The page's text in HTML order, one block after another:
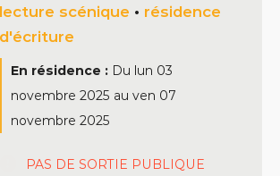
lecture scénique • résidence
d'écriture
En résidence : Du lun 03
novembre 2025 au ven 07
novembre 2025
PAS DE SORTIE PUBLIQUE